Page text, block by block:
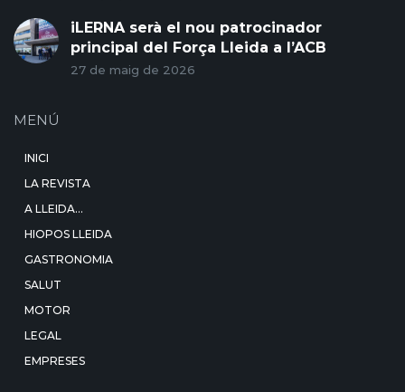
iLERNA serà el nou patrocinador
principal del Força Lleida a l’ACB
27 de maig de 2026
MENÚ
INICI
LA REVISTA
A LLEIDA…
HIOPOS LLEIDA
GASTRONOMIA
SALUT
MOTOR
LEGAL
EMPRESES